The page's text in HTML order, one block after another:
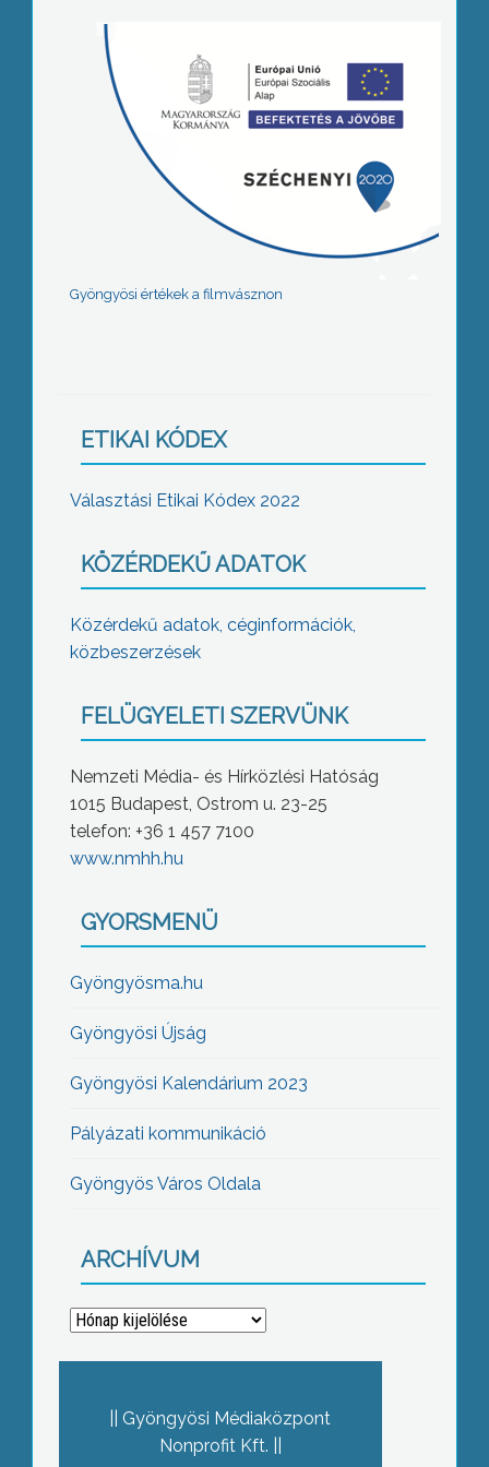
Gyöngyösi értékek a filmvásznon
ETIKAI KÓDEX
Választási Etikai Kódex 2022
KÖZÉRDEKŰ ADATOK
Közérdekű adatok, céginformációk,
közbeszerzések
FELÜGYELETI SZERVÜNK
Nemzeti Média- és Hírközlési Hatóság
1015 Budapest, Ostrom u. 23-25
telefon: +36 1 457 7100
www.nmhh.hu
GYORSMENÜ
Gyöngyösma.hu
Gyöngyösi Újság
Gyöngyösi Kalendárium 2023
Pályázati kommunikáció
Gyöngyös Város Oldala
ARCHÍVUM
Archívum
Gyöngyösi Médiaközpont
Nonprofit Kft.